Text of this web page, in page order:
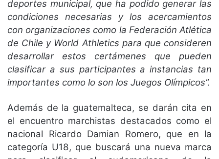
deportes municipal, que ha podido generar las
condiciones necesarias y los acercamientos
con organizaciones como la Federación Atlética
de Chile y World Athletics para que consideren
desarrollar estos certámenes que pueden
clasificar a sus participantes a instancias tan
importantes como lo son los Juegos Olímpicos”.
Además de la guatemalteca, se darán cita en
el encuentro marchistas destacados como el
nacional Ricardo Damian Romero, que en la
categoría U18, que buscará una nueva marca